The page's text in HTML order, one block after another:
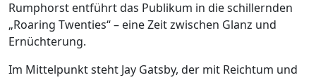
Rumphorst entführt das Publikum in die schillernden
„Roaring Twenties“ – eine Zeit zwischen Glanz und
Ernüchterung.
Im Mittelpunkt steht Jay Gatsby, der mit Reichtum und